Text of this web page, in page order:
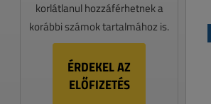
korlátlanul hozzáférhetnek a
korábbi számok tartalmához is.
ÉRDEKEL AZ
ELŐFIZETÉS